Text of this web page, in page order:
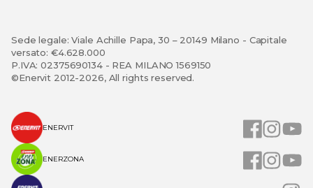
Sede legale: Viale Achille Papa, 30 – 20149 Milano - Capitale
versato: €4.628.000
P.IVA: 02375690134 - REA MILANO 1569150
©Enervit 2012-2026, All rights reserved.
ENERVIT
ENERZONA